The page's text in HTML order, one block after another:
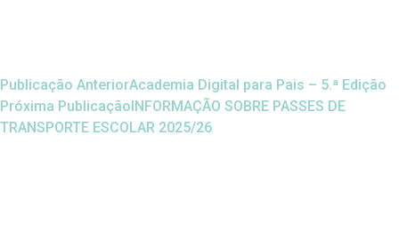
Publicação AnteriorAcademia Digital para Pais – 5.ª Edição
Próxima Publicação INFORMAÇÃO SOBRE PASSES DE
TRANSPORTE ESCOLAR 2025/26